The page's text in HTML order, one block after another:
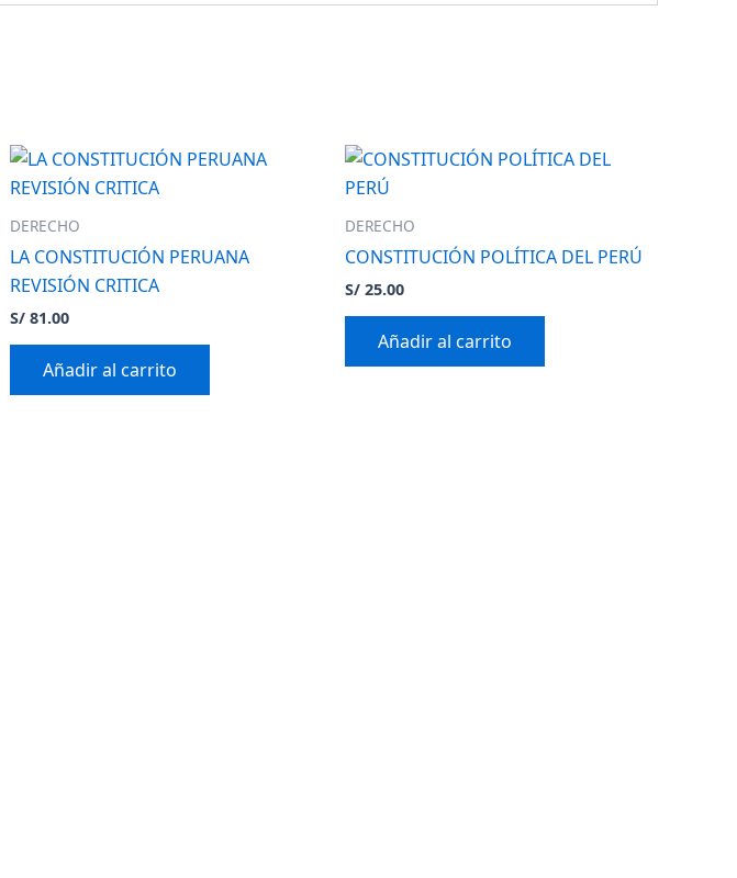
DERECHO
LA CONSTITUCIÓN PERUANA
REVISIÓN CRITICA
S/ 81.00
Añadir al carrito
DERECHO
CONSTITUCIÓN POLÍTICA DEL PERÚ
S/ 25.00
Añadir al carrito